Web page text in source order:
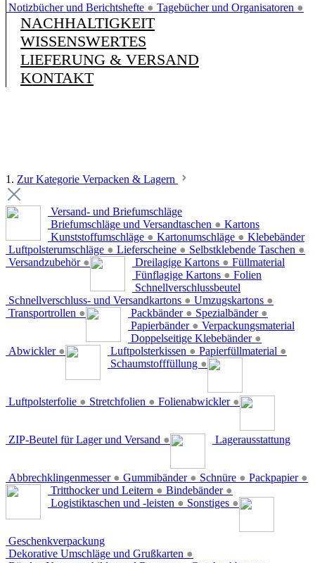
Notizbücher und Berichtshefte ● Tagebücher und Organisatoren ●
NACHHALTIGKEIT
WISSENSWERTES
LIEFERUNG & VERSAND
KONTAKT
1. Zur Kategorie Verpacken & Lagern
Versand- und Briefumschläge
Briefumschläge und Versandtaschen ●
Kunststoffumschläge ● Kartonumschläge ●
Luftpolsterumschläge ● Lieferscheine ● Selbstklebende Taschen ●
Versandzubehör ●
Kartons
Dreilagige Kartons ●
Fünflagige Kartons ●
Schnellverschluss- und Versandkartons ● Umzugskartons ●
Transportrollen ●
Klebebänder
Packbänder ● Spezialbänder ●
Papierbänder ●
Doppelseitige Klebebänder ●
Abwickler ●
Füllmaterial
Luftpolsterkissen ● Papierfüllmaterial ●
Schaumstofffüllung ●
Folien
Luftpolsterfolie ● Stretchfolien ● Folienabwickler ●
Schnellverschlussbeutel
ZIP-Beutel für Lager und Versand ●
Verpackungsmaterial
Abbrechklingenmesser ● Gummibänder ● Schnüre ● Packpapier ●
Lagerausstattung
Tritthocker und Leitern ● Bindebänder ●
Logistiktaschen und -leisten ● Sonstiges ●
Geschenkverpackung
Dekorative Umschläge und Grußkarten ●